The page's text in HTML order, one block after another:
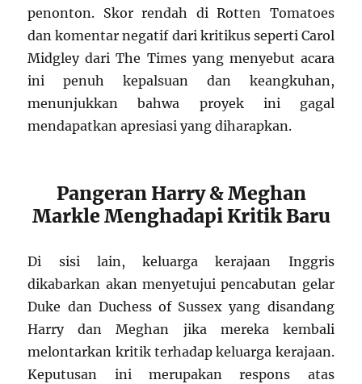
penonton. Skor rendah di Rotten Tomatoes
dan komentar negatif dari kritikus seperti Carol
Midgley dari The Times yang menyebut acara
ini penuh kepalsuan dan keangkuhan,
menunjukkan bahwa proyek ini gagal
mendapatkan apresiasi yang diharapkan.
Pangeran Harry & Meghan
Markle Menghadapi Kritik Baru
Di sisi lain, keluarga kerajaan Inggris
dikabarkan akan menyetujui pencabutan gelar
Duke dan Duchess of Sussex yang disandang
Harry dan Meghan jika mereka kembali
melontarkan kritik terhadap keluarga kerajaan.
Keputusan ini merupakan respons atas